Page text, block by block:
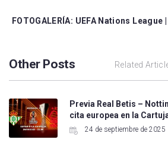
FOTOGALERÍA: UEFA Nations
Other Posts Related
Previa Real Betis –
cita europea en la
24 de septiembre de 2025